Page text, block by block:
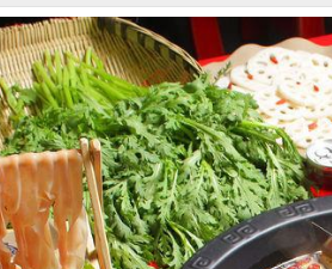
强服务转型,毕竟母婴产品比较特殊。”
妇幼广场